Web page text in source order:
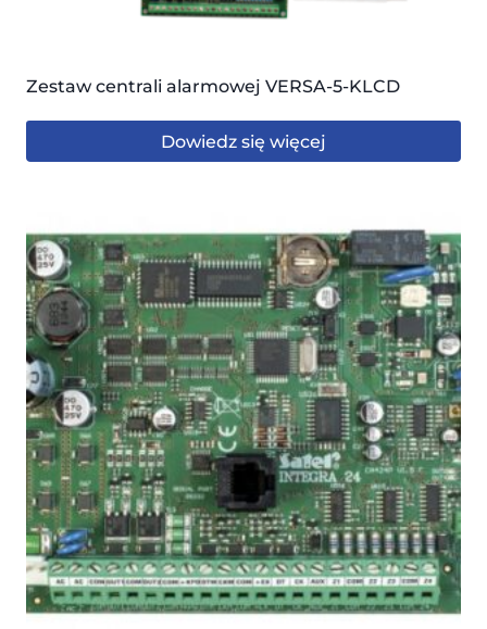
Zestaw centrali alarmowej VERSA-5-KLCD
Dowiedz się więcej